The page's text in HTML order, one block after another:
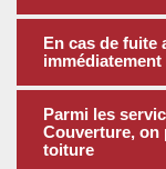
En cas de fuite
Parmi les
Couverture, on
toiture